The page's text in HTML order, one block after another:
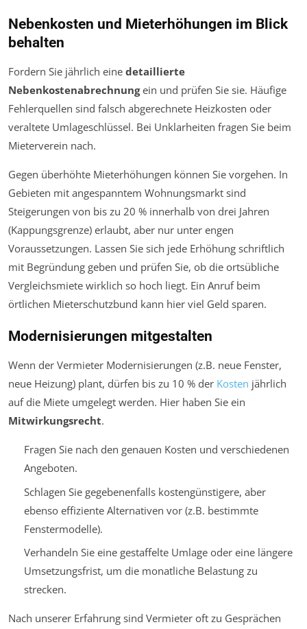
Nebenkosten und Mieterhöhungen im Blick
behalten
Fordern Sie jährlich eine detaillierte
Nebenkostenabrechnungein und prüfen Sie sie. Häufige
Fehlerquellen sind falsch abgerechnete Heizkosten oder
veraltete Umlageschlüssel. Bei Unklarheiten fragen Sie beim
Mieterverein nach.
Gegen überhöhte Mieterhöhungen können Sie vorgehen. In
Gebieten mit angespanntem Wohnungsmarkt sind
Steigerungen von bis zu 20 % innerhalb von drei Jahren
(Kappungsgrenze) erlaubt, aber nur unter engen
Voraussetzungen. Lassen Sie sich jede Erhöhung schriftlich
mit Begründung geben und prüfen Sie, ob die ortsübliche
Vergleichsmiete wirklich so hoch liegt. Ein Anruf beim
örtlichen Mieterschutzbund kann hier viel Geld sparen.
Modernisierungen mitgestalten
Wenn der Vermieter Modernisierungen (z.B. neue Fenster,
neue Heizung) plant, dürfen bis zu 10 % der Kosten jährlich
auf die Miete umgelegt werden. Hier haben Sie ein
Mitwirkungsrecht.
Fragen Sie nach den genauen Kosten und verschiedenen
Angeboten.
Schlagen Sie gegebenenfalls kostengünstigere, aber
ebenso effiziente Alternativen vor (z.B. bestimmte
Fenstermodelle).
Verhandeln Sie eine gestaffelte Umlage oder eine längere
Umsetzungsfrist, um die monatliche Belastung zu
strecken.
Nach unserer Erfahrung sind Vermieter oft zu Gesprächen